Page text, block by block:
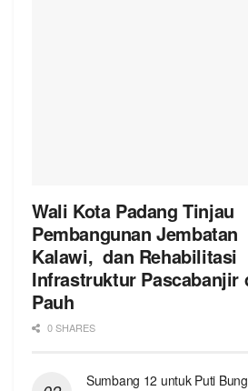
Wali Kota Padang Tinjau
Pembangunan Jembatan
Kalawi, dan Rehabilitasi
Infrastruktur Pascabanjir
Pauh
0 SHARES
Sumbang 12 untuk Puti